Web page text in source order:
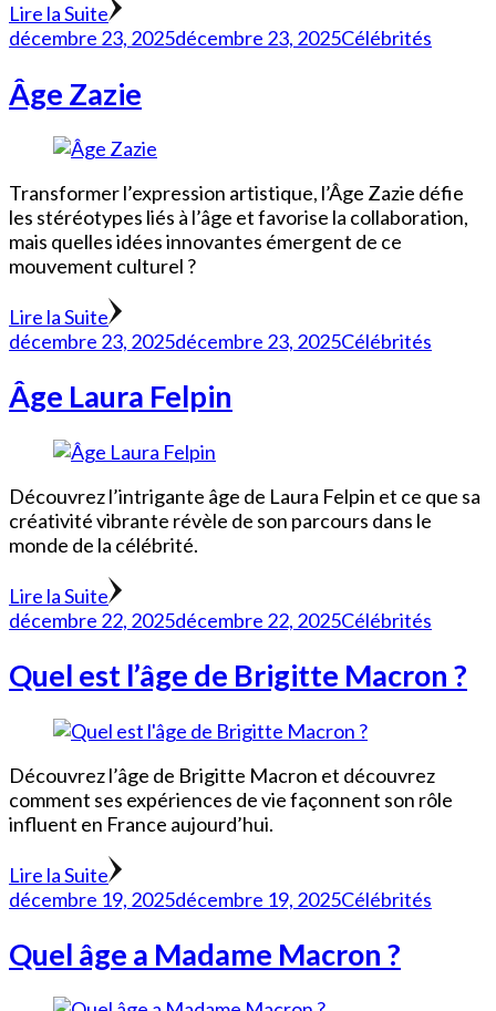
Lire la Suite
décembre 23, 2025décembre 23, 2025Célébrités
Âge Zazie
Transformer l’expression artistique, l’Âge Zazie défie
les stéréotypes liés à l’âge et favorise la collaboration,
mais quelles idées innovantes émergent de ce
mouvement culturel ?
Lire la Suite
décembre 23, 2025décembre 23, 2025Célébrités
Âge Laura Felpin
Découvrez l’intrigante âge de Laura Felpin et ce que sa
créativité vibrante révèle de son parcours dans le
monde de la célébrité.
Lire la Suite
décembre 22, 2025décembre 22, 2025Célébrités
Quel est l’âge de Brigitte Macron ?
Découvrez l’âge de Brigitte Macron et découvrez
comment ses expériences de vie façonnent son rôle
influent en France aujourd’hui.
Lire la Suite
décembre 19, 2025décembre 19, 2025Célébrités
Quel âge a Madame Macron ?